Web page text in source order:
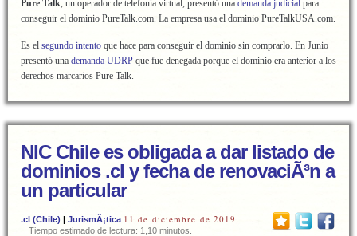
Pure Talk, un operador de telefonía virtual, presentó una demanda judicial para
conseguir el dominio PureTalk.com. La empresa usa el dominio PureTalkUSA.com.
Es el segundo intento que hace para conseguir el dominio sin comprarlo. En Junio
presentó una demanda UDRP que fue denegada porque el dominio era anterior a los
derechos marcarios Pure Talk.
NIC Chile es obligada a dar listado de
dominios .cl y fecha de renovaciÃ³n a
un particular
.cl (Chile) | JurismÃ¡tica 11 de diciembre de 2019
Tiempo estimado de lectura: 1,10 minutos.